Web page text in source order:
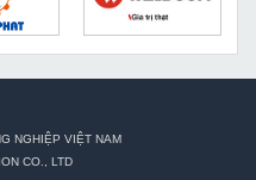
NGHIỆP VIỆT NAM
CO., LTD